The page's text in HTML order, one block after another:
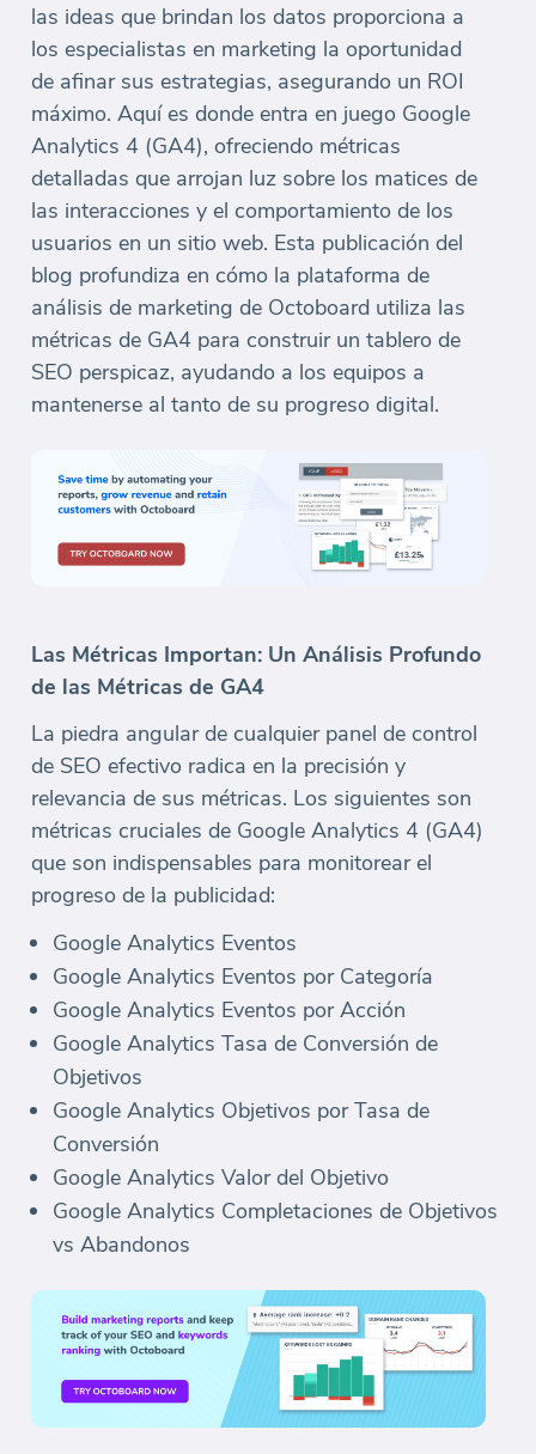
las ideas que brindan los datos proporciona a
los especialistas en marketing la oportunidad
de afinar sus estrategias, asegurando un ROI
máximo. Aquí es donde entra en juego Google
Analytics 4 (GA4), ofreciendo métricas
detalladas que arrojan luz sobre los matices de
las interacciones y el comportamiento de los
usuarios en un sitio web. Esta publicación del
blog profundiza en cómo la plataforma de
análisis de marketing de Octoboard utiliza las
métricas de GA4 para construir un tablero de
SEO perspicaz, ayudando a los equipos a
mantenerse al tanto de su progreso digital.
Las Métricas Importan: Un Análisis Profundo
de las Métricas de GA4
La piedra angular de cualquier panel de control
de SEO efectivo radica en la precisión y
relevancia de sus métricas. Los siguientes son
métricas cruciales de Google Analytics 4 (GA4)
que son indispensables para monitorear el
progreso de la publicidad:
Google Analytics Eventos
Google Analytics Eventos por Categoría
Google Analytics Eventos por Acción
Google Analytics Tasa de Conversión de
Objetivos
Google Analytics Objetivos por Tasa de
Conversión
Google Analytics Valor del Objetivo
Google Analytics Completaciones de Objetivos
vs Abandonos